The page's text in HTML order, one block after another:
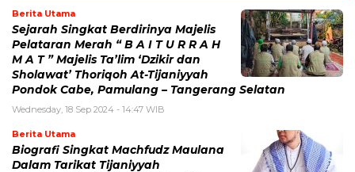
Berita Utama
Sejarah Singkat Berdirinya Majelis
Pelataran Merah “ B A I T U R R A H
M A T ” Majelis Ta’lim ‘Dzikir dan
Sholawat’ Thoriqoh At-Tijaniyyah
Pondok Cabe, Pamulang – Tangerang Selatan
Wednesday, 18 Sep 2024 - 14:47 WIB
Berita Utama
Biografi Singkat Machfudz Maulana
Dalam Tarikat Tijaniyyah